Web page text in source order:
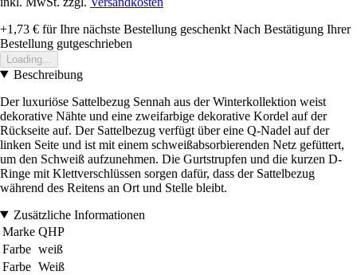
+1,73 € für Ihre nächste Bestellung geschenkt Nach Bestätigung Ihrer
Bestellung gutgeschrieben
Loading...
Beschreibung
Der luxuriöse Sattelbezug Sennah aus der Winterkollektion weist
dekorative Nähte und eine zweifarbige dekorative Kordel auf der
Rückseite auf. Der Sattelbezug verfügt über eine Q-Nadel auf der
linken Seite und ist mit einem schweißabsorbierenden Netz gefüttert,
um den Schweiß aufzunehmen. Die Gurtstrupfen und die kurzen D-
Ringe mit Klettverschlüssen sorgen dafür, dass der Sattelbezug
während des Reitens an Ort und Stelle bleibt.
Zusätzliche Informationen
Marke QHP
Farbe weiß
Farbe Weiß